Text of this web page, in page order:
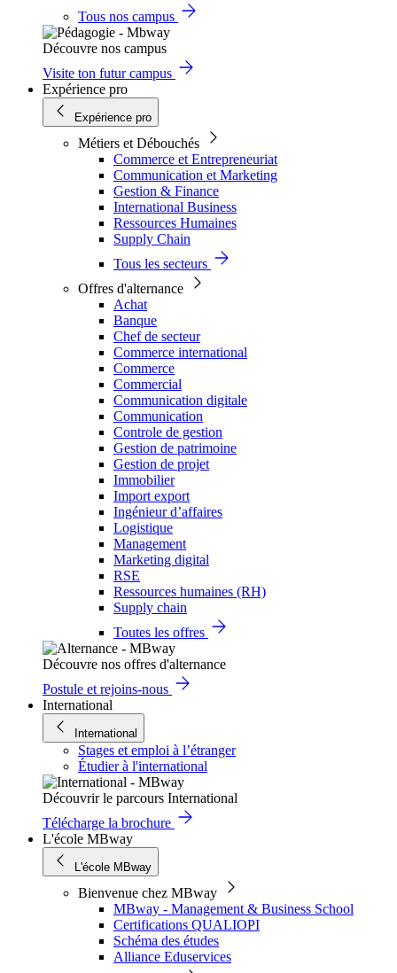
Tous nos campus
Découvre nos campus
Visite ton futur campus
Expérience pro
Expérience pro
Métiers et Débouchés
Commerce et Entrepreneuriat
Communication et Marketing
Gestion & Finance
International Business
Ressources Humaines
Supply Chain
Tous les secteurs
Offres d'alternance
Achat
Banque
Chef de secteur
Commerce international
Commerce
Commercial
Communication digitale
Communication
Controle de gestion
Gestion de patrimoine
Gestion de projet
Immobilier
Import export
Ingénieur d’affaires
Logistique
Management
Marketing digital
RSE
Ressources humaines (RH)
Supply chain
Toutes les offres
Découvre nos offres d'alternance
Postule et rejoins-nous
International
International
Stages et emploi à l’étranger
Étudier à l'international
Découvrir le parcours International
Télécharge la brochure
L'école MBway
L'école MBway
Bienvenue chez MBway
MBway - Management & Business School
Certifications QUALIOPI
Schéma des études
Alliance Eduservices